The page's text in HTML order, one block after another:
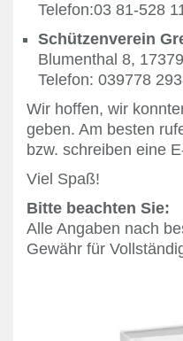
Telefon:03 81-528
Schützenverein
Blumenthal 8,
Telefon: 039778
Wir hoffen, wir
geben. Am besten
bzw. schreiben eine
Viel Spaß!
Bitte beachten Sie:
Alle Angaben nach
Gewähr für